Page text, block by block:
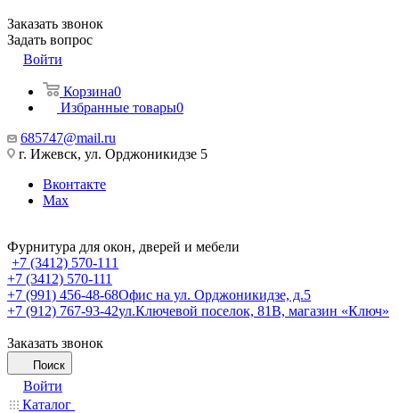
Заказать звонок
Задать вопрос
Войти
Корзина0
Избранные товары0
685747@mail.ru
г. Ижевск, ул. Орджоникидзе 5
Вконтакте
Max
Фурнитура для окон, дверей и мебели
+7 (3412) 570-111
+7 (3412) 570-111
+7 (991) 456-48-68Офис на ул. Орджоникидзе, д.5
+7 (912) 767-93-42ул.Ключевой поселок, 81В, магазин «Ключ»
Заказать звонок
Поиск
Войти
Каталог